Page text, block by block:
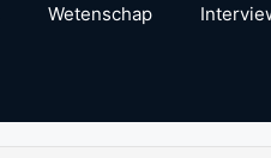
Wetenschap